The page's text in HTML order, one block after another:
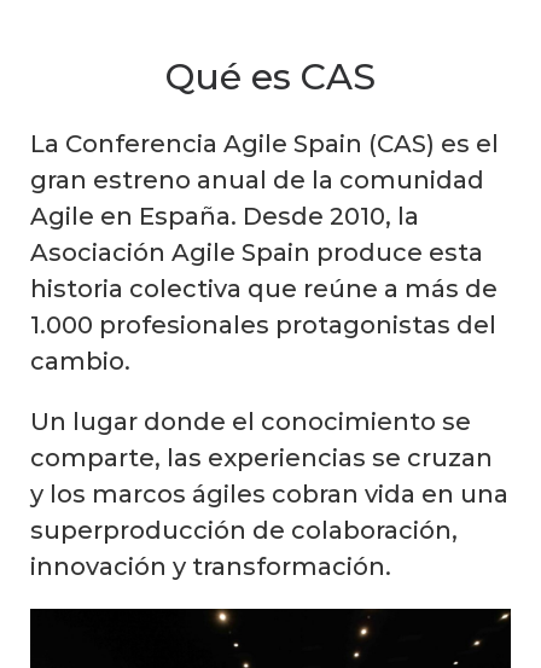
Qué es CAS
La Conferencia Agile Spain (CAS) es el
gran estreno anual de la comunidad
Agile en España. Desde 2010, la
Asociación Agile Spain produce esta
historia colectiva que reúne a más de
1.000 profesionales protagonistas del
cambio.
Un lugar donde el conocimiento se
comparte, las experiencias se cruzan
y los marcos ágiles cobran vida en una
superproducción de colaboración,
innovación y transformación.